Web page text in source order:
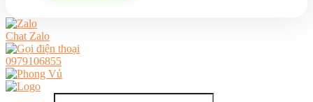
Chat Zalo
0979106855